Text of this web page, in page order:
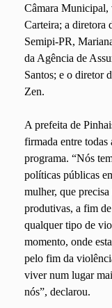
Câmara Municipal,
Carteira; a diretora
Semipi-PR,
da Agência de
Santos; e o diretor
Zen.
A prefeita de
firmada entre todas
programa. “Nós
políticas públicas
mulher, que
produtivas, a fim
qualquer tipo de
momento, onde
pelo fim da
viver num lugar
nós”, declarou.